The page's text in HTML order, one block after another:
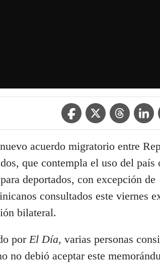
Facebook IconTwitter IconThreads Icon
acuerdo migratorio entre
que contempla el uso del país
deportados, con excepción de
consultados este viernes
bilateral.
porEl Día, varias personas
no debió aceptar este